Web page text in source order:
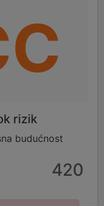
rizik
budućnost
420